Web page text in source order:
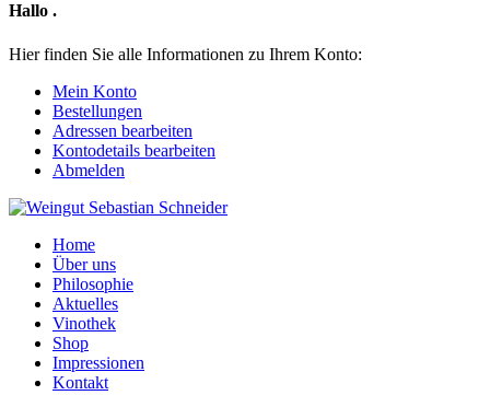
Hallo .
Hier finden Sie alle Informationen zu Ihrem Konto:
Mein Konto
Bestellungen
Adressen bearbeiten
Kontodetails bearbeiten
Abmelden
Home
Über uns
Philosophie
Aktuelles
Vinothek
Shop
Impressionen
Kontakt